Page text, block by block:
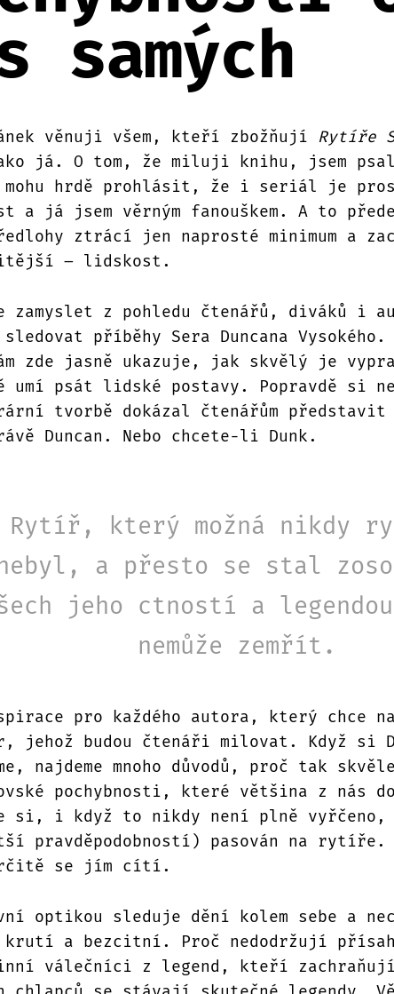
samých
věnuji všem, kteří zbožňují Rytíře
já. O tom, že miluji knihu, jsem psal
hrdě prohlásit, že i seriál je
a já jsem věrným fanouškem. A to
ztrácí jen naprosté minimum a
– lidskost.
zamyslet z pohledu čtenářů, diváků i
příběhy Sera Duncana Vysokého.
zde jasně ukazuje, jak skvělý je
umí psát lidské postavy. Popravdě si
tvorbě dokázal čtenářům
Duncan. Nebo chcete-li Dunk.
Rytíř, který možná nikdy
a přesto se stal
jeho ctností a
nemůže zemřít.
pro každého autora, který chce
jehož budou čtenáři milovat. Když si
najdeme mnoho důvodů, proč tak
pochybnosti, které většina z nás
si, i když to nikdy není plně vyřčeno,
pravděpodobností) pasován na rytíře.
se jím cítí.
optikou sleduje dění kolem sebe a
a bezcitní. Proč nedodržují
válečníci z legend, kteří zachraňují